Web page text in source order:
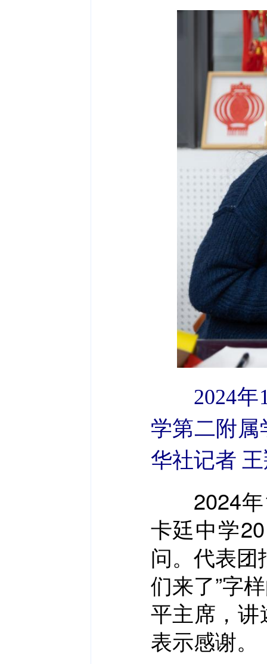
2024
学第二附
华社记者
2024年1
卡廷中学
问。代表团
们来了”字
平主席，
表示感谢。